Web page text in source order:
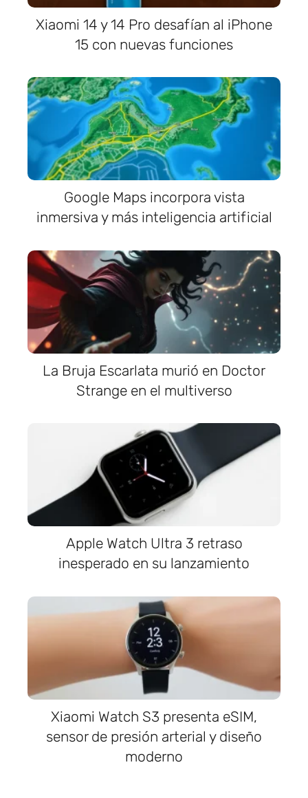
Xiaomi 14 y 14 Pro desafían al iPhone
15 con nuevas funciones
Google Maps incorpora vista
inmersiva y más inteligencia artificial
La Bruja Escarlata murió en Doctor
Strange en el multiverso
Apple Watch Ultra 3 retraso
inesperado en su lanzamiento
Xiaomi Watch S3 presenta eSIM,
sensor de presión arterial y diseño
moderno